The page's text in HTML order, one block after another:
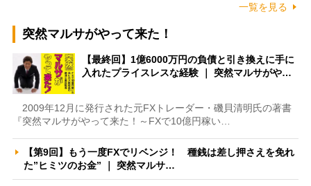
一覧を見る
突然マルサがやって来た！
【最終回】1億6000万円の負債と引き換えに手に
入れたプライスレスな経験 ｜ 突然マルサがや…
2009年12月に発行された元FXトレーダー・磯貝清明氏の著書
『突然マルサがやって来た！～FXで10億円稼い…
【第9回】もう一度FXでリベンジ！ 種銭は差し押さえを免れ
た”ヒミツのお金” ｜ 突然マルサ…